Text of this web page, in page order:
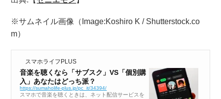
※サムネイル画像（Image:Koshiro K / Shutterstock.co
m）
スマホライフPLUS
音楽を聴くなら「サブスク」VS「個別購
入」あなたはどっち派？
https://sumaholife-plus.jp/pc_it/34394/
スマホで音楽を聴くときは、ネット配信サービスを